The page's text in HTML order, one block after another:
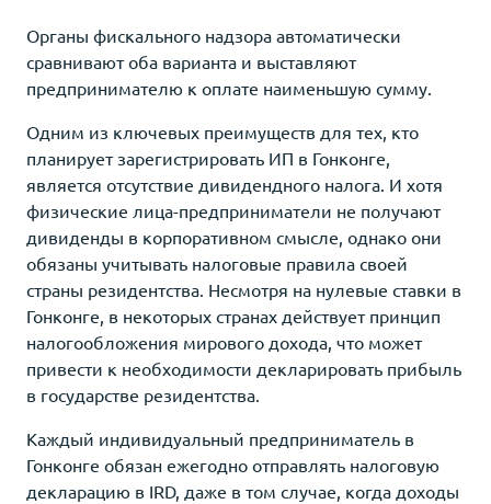
Органы фискального надзора автоматически
сравнивают оба варианта и выставляют
предпринимателю к оплате наименьшую сумму.
Одним из ключевых преимуществ для тех, кто
планирует зарегистрировать ИП в Гонконге,
является отсутствие дивидендного налога. И хотя
физические лица-предприниматели не получают
дивиденды в корпоративном смысле, однако они
обязаны учитывать налоговые правила своей
страны резидентства. Несмотря на нулевые ставки в
Гонконге, в некоторых странах действует принцип
налогообложения мирового дохода, что может
привести к необходимости декларировать прибыль
в государстве резидентства.
Каждый индивидуальный предприниматель в
Гонконге обязан ежегодно отправлять налоговую
декларацию в IRD, даже в том случае, когда доходы